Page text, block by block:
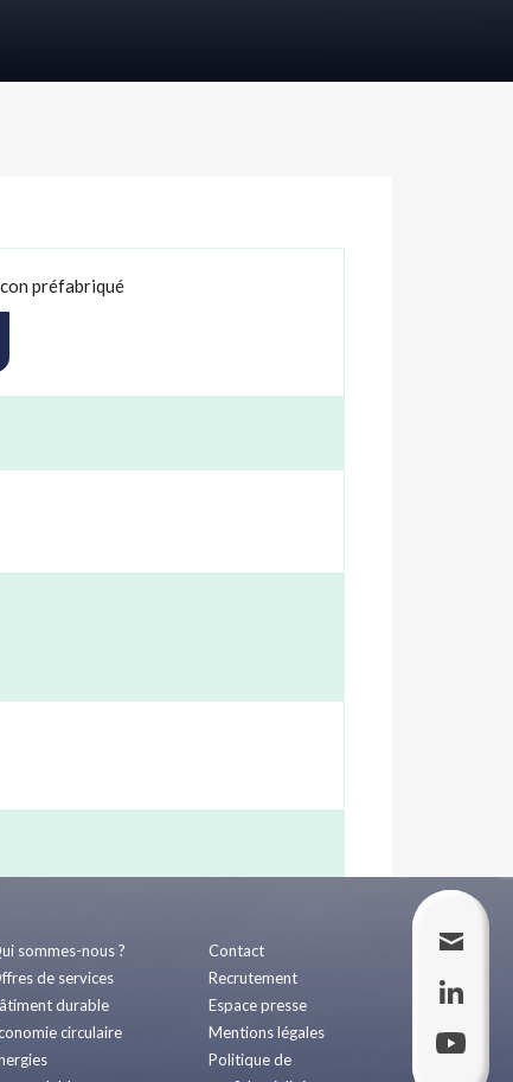
préfabriqué
sommes-nous ?
de services
durable
circulaire
Contact
Recrutement
Espace presse
Mentions légales
Politique de